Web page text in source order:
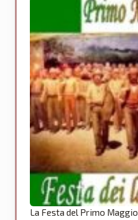
La Festa del Primo Maggio